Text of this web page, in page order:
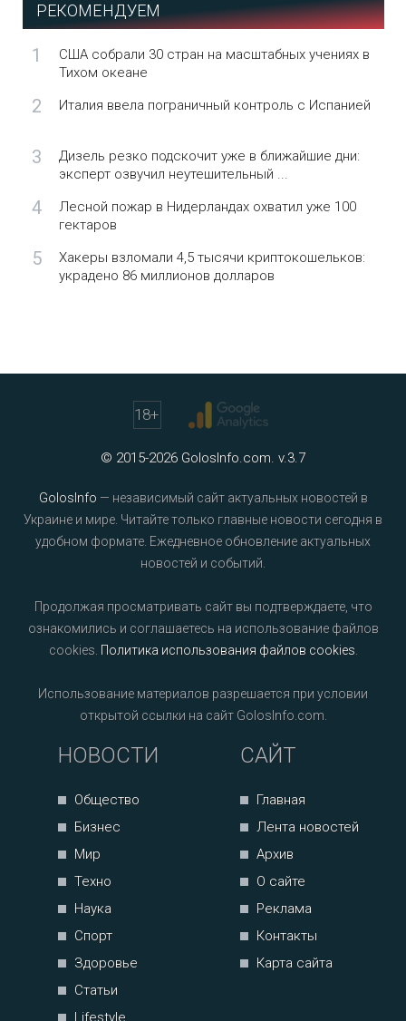
РЕКОМЕНДУЕМ
1
США собрали 30 стран на масштабных учениях в
Тихом океане
2 Италия ввела пограничный контроль с Испанией
3
Дизель резко подскочит уже в ближайшие дни:
эксперт озвучил неутешительный ...
4
Лесной пожар в Нидерландах охватил уже 100
гектаров
5
Хакеры взломали 4,5 тысячи криптокошельков:
украдено 86 миллионов долларов
18+
© 2015-2026 GolosInfo.com. v.3.7
GolosInfo — независимый сайт актуальных новостей в
Украине и мире. Читайте только главные новости сегодня в
удобном формате. Ежедневное обновление актуальных
новостей и событий.
Продолжая просматривать сайт вы подтверждаете, что
ознакомились и соглашаетесь на использование файлов
cookies. Политика использования файлов cookies
Использование материалов разрешается при условии
открытой ссылки на сайт GolosInfo.com.
НОВОСТИ
Общество
Бизнес
Мир
Техно
Наука
Спорт
Здоровье
Статьи
Lifestyle
САЙТ
Главная
Лента новостей
Архив
О сайте
Реклама
Контакты
Карта сайта